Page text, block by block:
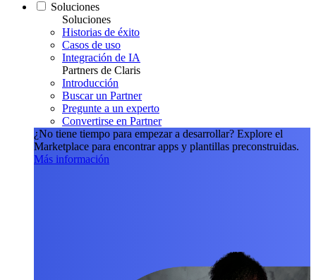
Soluciones
Soluciones
Historias de éxito
Casos de uso
Integración de IA
Partners de Claris
Introducción
Buscar un Partner
Pregunte a un experto
Convertirse en Partner
¿No tiene tiempo para empezar a desarrollar? Explore el
Marketplace para encontrar apps y plantillas preconstruidas.
Más información